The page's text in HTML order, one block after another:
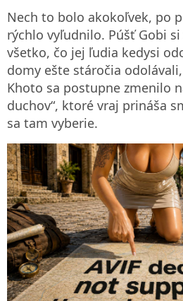
Nech to bolo akokoľvek, po
rýchlo vyľudnilo. Púšť Gobi
všetko, čo jej ľudia kedysi
domy ešte stáročia
Khoto sa postupne zmenilo
duchov“, ktoré vraj prináša
sa tam vyberie.